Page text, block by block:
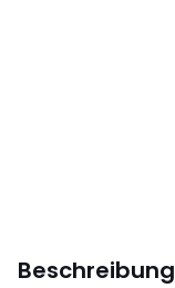
Beschreibung